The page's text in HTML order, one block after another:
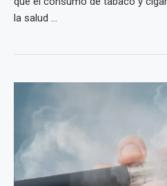
la salud ...